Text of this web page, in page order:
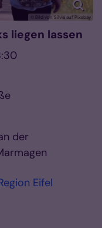
© Bild von Silvia auf Pixabay
liegen lassen
der
Eifel